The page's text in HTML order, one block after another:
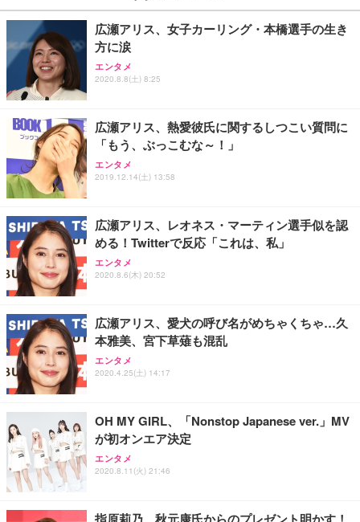
￥27,999
ワーク チェア 強化バックレスト 30度ロッキング機
能 人間工学 椅子 腰サポート 90度跳ね上げ式アーム
務用 おしゃれ パソコンチェア (ブラック)
Sezlife オフィスチェア デスクチェア 疲れない テレ
ワーク チェア 強化バックレスト 30度ロッキング機
能 人間工学 椅子 腰サポート 90度跳ね上げ式アーム
務用 おしゃれ パソコンチェア (ホワイト)
ANDWINT オフィスチェア デスクチェア 肘なし メ
ッシュ 通気性 ランバーサポート付き 腰サポート ガ
ス圧無段階昇降 360度回転 キャスター付き コンパク
￥109,572
【純正品】27"ゲーミングモニター DualSense 充電
フック付き（CFI-ZDM1J）
【整備済み品】Dell E2724HS 27インチ 液晶モニタ
ー フルHD（1920×1080）VA 非光沢 HDMI/DisplayP
ort/VGA スピーカー内蔵 高さ調整 スイベル VESA対
【MiniLED/24.5inch/280Hz/FHD】GRAPHT THE S
HOOTER Gaming Monitor 24” Essential ゲーミン
グモニター QD 24.5インチ 1ms FHD 量子ドット 残
￥3,234
ネオ・ルーライフ ネオ・オムツ L 中型犬用 26枚入
り 単品
Smart Basic(スマートベーシック) 【Amazon.co.jp
限定】 Smart Basic アイリスオーヤマ ペットシーツ
超厚型 お徳用 ワイド 100枚入 (x 1) (ケース販売)
アイリスオーヤマ ペットシーツ 超厚型 お徳用 レギ
ュラー 200枚入【Amazon.co.jp限定】
広瀬アリス、女子カーリング・本橋選手の生き
方に涙
エンタメ
2020.8.8(土) 8:25
広瀬アリス、熱愛彼氏に関するしつこい質問に
「もう、ぶっこむな～！」
エンタメ
2019.12.14(土) 13:58
広瀬アリス、レオネス・マーティン選手似を認
める！Twitterで反応「これは、私」
エンタメ
2020.8.6(木) 20:52
広瀬アリス、愛犬の呼び名がめちゃくちゃ…久
本雅美、宮下草薙も混乱
エンタメ
2020.4.25(土) 14:17
OH MY GIRL、「Nonstop Japanese ver.」MV
が初オンエア決定
エンタメ
2020.8.11(火) 21:46